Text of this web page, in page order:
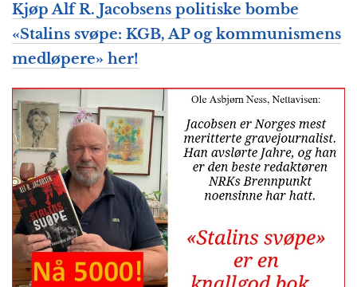
Kjøp Alf R. Jacobsens politiske bombe
«Stalins svøpe: KGB, AP og kommunismens
medløpere» her!